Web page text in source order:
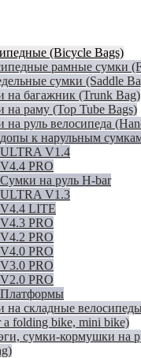
(Bicycle Bags)
рамные сумки
сумки (Saddle
на багажник (Trunk Bag)
на раму (Top Tube Bags)
на руль велосипеда
к нарульным
V1.4
PRO
на руль H-bar
V1.3
LITE
PRO
PRO
PRO
PRO
PRO
на складные
a folding bike, mini bike)
сумки-кормушки на